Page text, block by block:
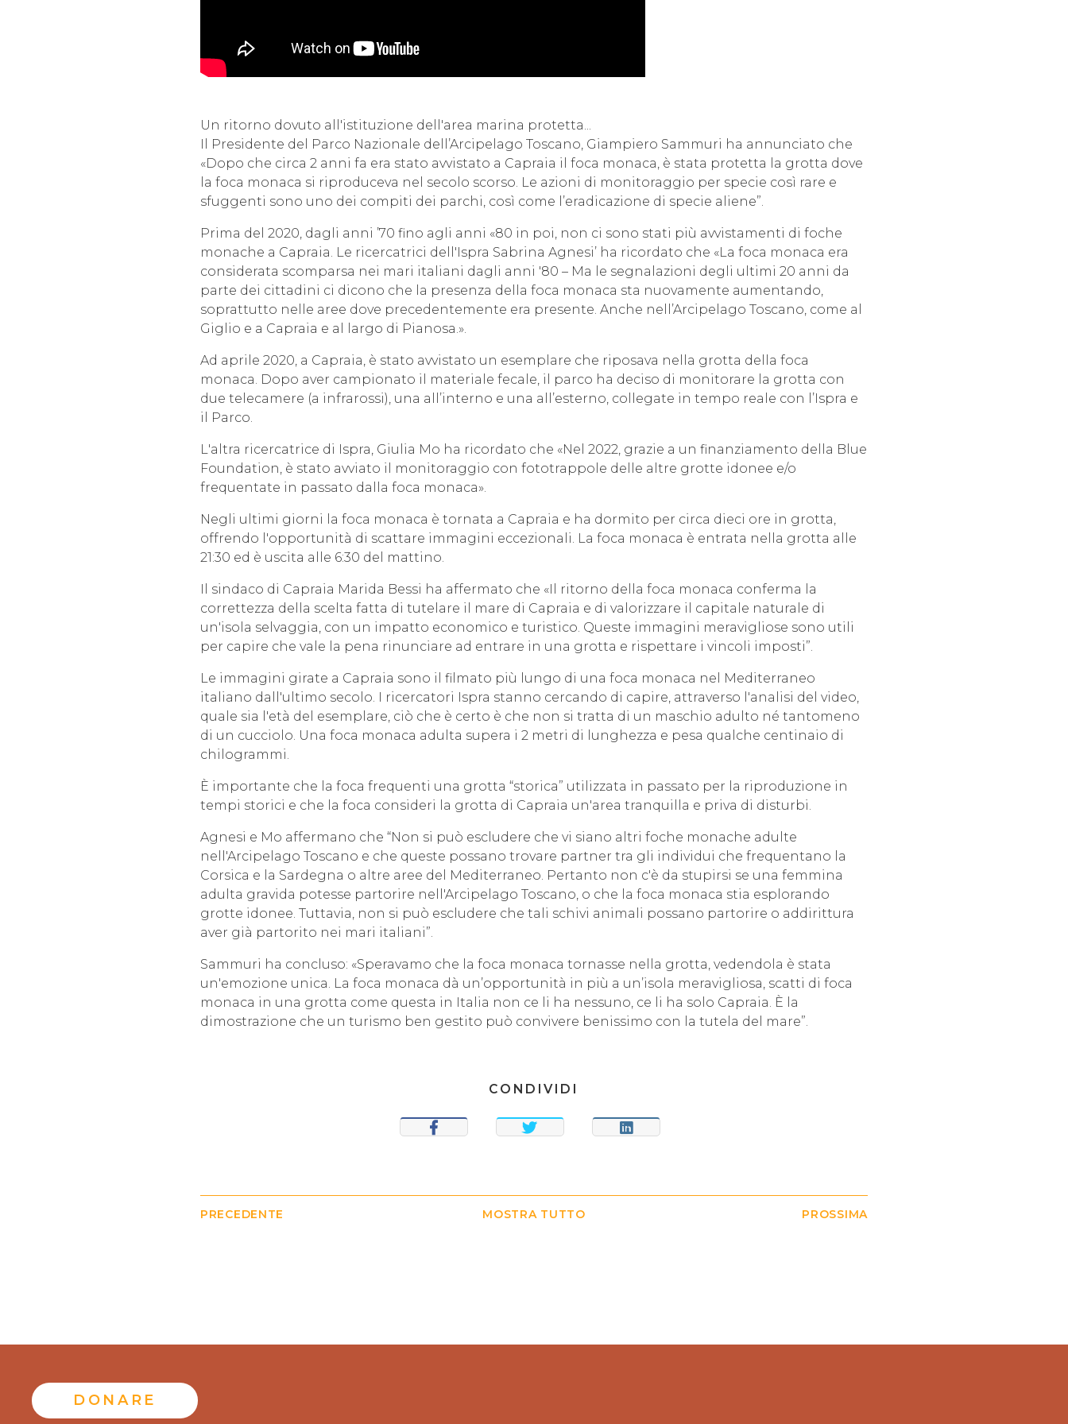
Un ritorno dovuto all'istituzione dell'area marina protetta...
Il Presidente del Parco Nazionale dell’Arcipelago Toscano, Giampiero Sammuri ha annunciato che
«Dopo che circa 2 anni fa era stato avvistato a Capraia il foca monaca, è stata protetta la grotta dove
la foca monaca si riproduceva nel secolo scorso. Le azioni di monitoraggio per specie così rare e
sfuggenti sono uno dei compiti dei parchi, così come l’eradicazione di specie aliene”.
Prima del 2020, dagli anni ’70 fino agli anni «80 in poi, non ci sono stati più avvistamenti di foche
monache a Capraia. Le ricercatrici dell'Ispra Sabrina Agnesi’ ha ricordato che «La foca monaca era
considerata scomparsa nei mari italiani dagli anni '80 – Ma le segnalazioni degli ultimi 20 anni da
parte dei cittadini ci dicono che la presenza della foca monaca sta nuovamente aumentando,
soprattutto nelle aree dove precedentemente era presente. Anche nell’Arcipelago Toscano, come al
Giglio e a Capraia e al largo di Pianosa.».
Ad aprile 2020, a Capraia, è stato avvistato un esemplare che riposava nella grotta della foca
monaca. Dopo aver campionato il materiale fecale, il parco ha deciso di monitorare la grotta con
due telecamere (a infrarossi), una all’interno e una all’esterno, collegate in tempo reale con l’Ispra e
il Parco.
L'altra ricercatrice di Ispra, Giulia Mo ha ricordato che «Nel 2022, grazie a un finanziamento della Blue
Foundation, è stato avviato il monitoraggio con fototrappole delle altre grotte idonee e/o
frequentate in passato dalla foca monaca».
Negli ultimi giorni la foca monaca è tornata a Capraia e ha dormito per circa dieci ore in grotta,
offrendo l'opportunità di scattare immagini eccezionali. La foca monaca è entrata nella grotta alle
21:30 ed è uscita alle 6:30 del mattino.
Il sindaco di Capraia Marida Bessi ha affermato che «Il ritorno della foca monaca conferma la
correttezza della scelta fatta di tutelare il mare di Capraia e di valorizzare il capitale naturale di
un'isola selvaggia, con un impatto economico e turistico. Queste immagini meravigliose sono utili
per capire che vale la pena rinunciare ad entrare in una grotta e rispettare i vincoli imposti”.
Le immagini girate a Capraia sono il filmato più lungo di una foca monaca nel Mediterraneo
italiano dall'ultimo secolo. I ricercatori Ispra stanno cercando di capire, attraverso l'analisi del video,
quale sia l'età del esemplare, ciò che è certo è che non si tratta di un maschio adulto né tantomeno
di un cucciolo. Una foca monaca adulta supera i 2 metri di lunghezza e pesa qualche centinaio di
chilogrammi.
È importante che la foca frequenti una grotta “storica” utilizzata in passato per la riproduzione in
tempi storici e che la foca consideri la grotta di Capraia un'area tranquilla e priva di disturbi.
Agnesi e Mo affermano che “Non si può escludere che vi siano altri foche monache adulte
nell'Arcipelago Toscano e che queste possano trovare partner tra gli individui che frequentano la
Corsica e la Sardegna o altre aree del Mediterraneo. Pertanto non c'è da stupirsi se una femmina
adulta gravida potesse partorire nell'Arcipelago Toscano, o che la foca monaca stia esplorando
grotte idonee. Tuttavia, non si può escludere che tali schivi animali possano partorire o addirittura
aver già partorito nei mari italiani”.
Sammuri ha concluso: «Speravamo che la foca monaca tornasse nella grotta, vedendola è stata
un'emozione unica. La foca monaca dà un’opportunità in più a un’isola meravigliosa, scatti di foca
monaca in una grotta come questa in Italia non ce li ha nessuno, ce li ha solo Capraia. È la
dimostrazione che un turismo ben gestito può convivere benissimo con la tutela del mare”.
CONDIVIDI
CONDIVIDI TWEET CONDIVIDI
PRECEDENTE MOSTRA TUTTO PROSSIMA
DONARE